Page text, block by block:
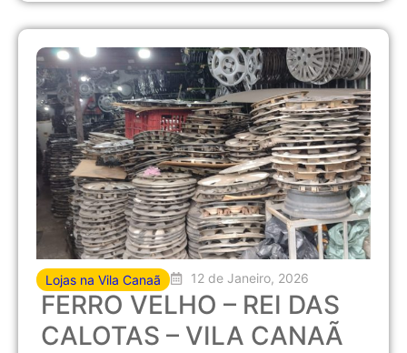
Lojas na Vila Canaã 12 de Janeiro, 2026
FERRO VELHO – REI DAS
CALOTAS – VILA CANAÃ